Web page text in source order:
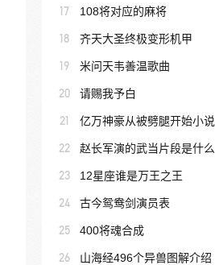
17 108将对应的麻将
18 齐天大圣终极变形机甲
19 米问天韦善温歌曲
20 请赐我予白
21 亿万神豪从被劈腿开始小说
22 赵长军演的武当片段是什么
23 12星座谁是万王之王
24 古今鸳鸯剑演员表
25 400将魂合成
26 山海经496个异兽图解介绍